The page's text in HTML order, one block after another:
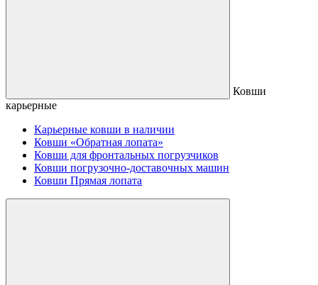
Ковши
карьерные
Карьерные ковши в наличии
Ковши «Обратная лопата»
Ковши для фронтальных погрузчиков
Ковши погрузочно-доставочных машин
Ковши Прямая лопата